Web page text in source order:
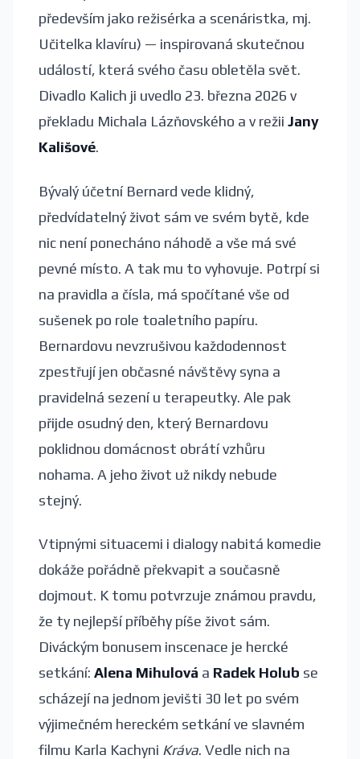
především jako režisérka a scenáristka, mj.
Učitelka klavíru) — inspirovaná skutečnou
událostí, která svého času obletěla svět.
Divadlo Kalich ji uvedlo 23. března 2026 v
překladu Michala Lázňovského a v režii Jany
Kališové.
Bývalý účetní Bernard vede klidný,
předvídatelný život sám ve svém bytě, kde
nic není ponecháno náhodě a vše má své
pevné místo. A tak mu to vyhovuje. Potrpí si
na pravidla a čísla, má spočítané vše od
sušenek po role toaletního papíru.
Bernardovu nevzrušivou každodennost
zpestřují jen občasné návštěvy syna a
pravidelná sezení u terapeutky. Ale pak
přijde osudný den, který Bernardovu
poklidnou domácnost obrátí vzhůru
nohama. A jeho život už nikdy nebude
stejný.
Vtipnými situacemi i dialogy nabitá komedie
dokáže pořádně překvapit a současně
dojmout. K tomu potvrzuje známou pravdu,
že ty nejlepší příběhy píše život sám.
Diváckým bonusem inscenace je hercké
setkání: Alena Mihulová a Radek Holub se
scházejí na jednom jevišti 30 let po svém
výjimečném hereckém setkání ve slavném
filmu Karla Kachyni Kráva. Vedle nich na